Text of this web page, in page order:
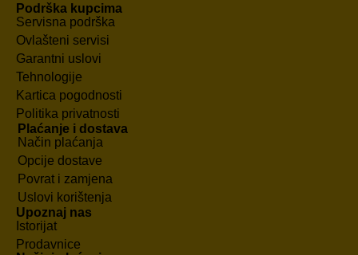
Podrška kupcima
Servisna podrška
Ovlašteni servisi
Garantni uslovi
Tehnologije
Kartica pogodnosti
Politika privatnosti
Plaćanje i dostava
Način plaćanja
Opcije dostave
Povrat i zamjena
Uslovi korištenja
Upoznaj nas
Istorijat
Prodavnice